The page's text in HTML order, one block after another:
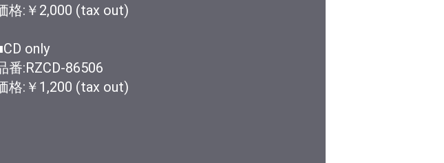
格:￥2,000 (tax out)
only
番:RZCD-86506
格:￥1,200 (tax out)